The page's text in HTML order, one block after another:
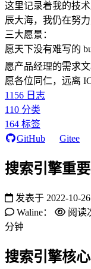
这里记录着我的技
辰大海，我仍在努力
三大愿景：
愿天下没有难写的
愿产品经理的需求
愿各位同仁，远离
1156 日志
110 分类
164 标签
GitHub
Gitee
搜索引擎重
发表于 2022-10-26
Waline：
阅读
分钟
搜索引擎核